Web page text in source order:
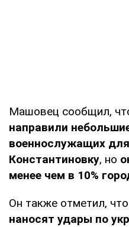
Машовец сообщил,
направили
военнослужащих
Константиновку, но
менее чем в 10%
Он также отметил, что
наносят удары по